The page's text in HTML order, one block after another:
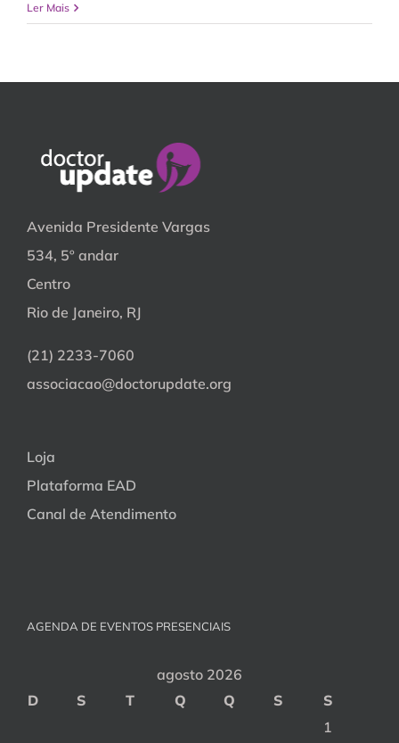
Ler Mais
Avenida Presidente Vargas
534, 5º andar
Centro
Rio de Janeiro, RJ
(21) 2233-7060
associacao@doctorupdate.org
Loja
Plataforma EAD
Canal de Atendimento
AGENDA DE EVENTOS PRESENCIAIS
agosto 2026
D
S T Q Q S
S
1